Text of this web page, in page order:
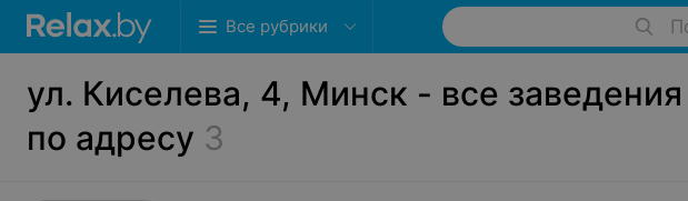
Все рубрики
ул. Киселева, 4, Минск - все заведения
по адресу 3